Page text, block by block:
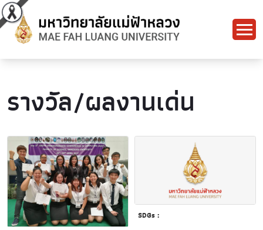
รางวัล/ผลงานเด่น
SDGs :